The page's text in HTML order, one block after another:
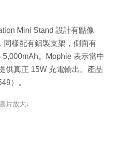
Mini Stand 設計有點像
同樣配有鋁製支架，側面有
。Mophie 表示當中
供真正 15W 充電輸出。產品
）。
片放大↓